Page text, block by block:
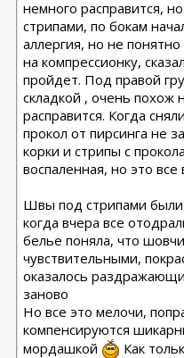
немного расправится,
стрипами, по бокам
аллергия, но не
на компрессионку,
пройдет. Под правой
складкой , очень
расправится. Когда
прокол от пирсинга не
корки и стрипы с
воспаленная, но это
Швы под стрипами
когда вчера все
белье поняла, что
чувствительными,
оказалось
заново
Но все это мелочи,
компенсируются
мордашкой
Как